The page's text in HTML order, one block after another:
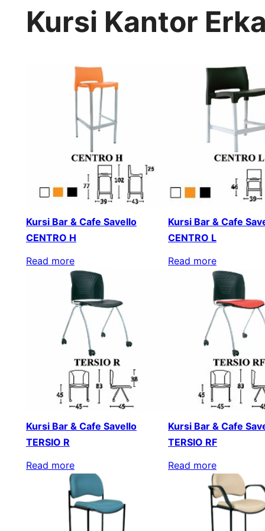
Kursi Kantor Erka
Kursi Bar & Cafe Savello
CENTRO H
Read more
Kursi Bar & Cafe
CENTRO L
Read more
Kursi Bar & Cafe Savello
TERSIO R
Read more
Kursi Bar & Cafe
TERSIO RF
Read more